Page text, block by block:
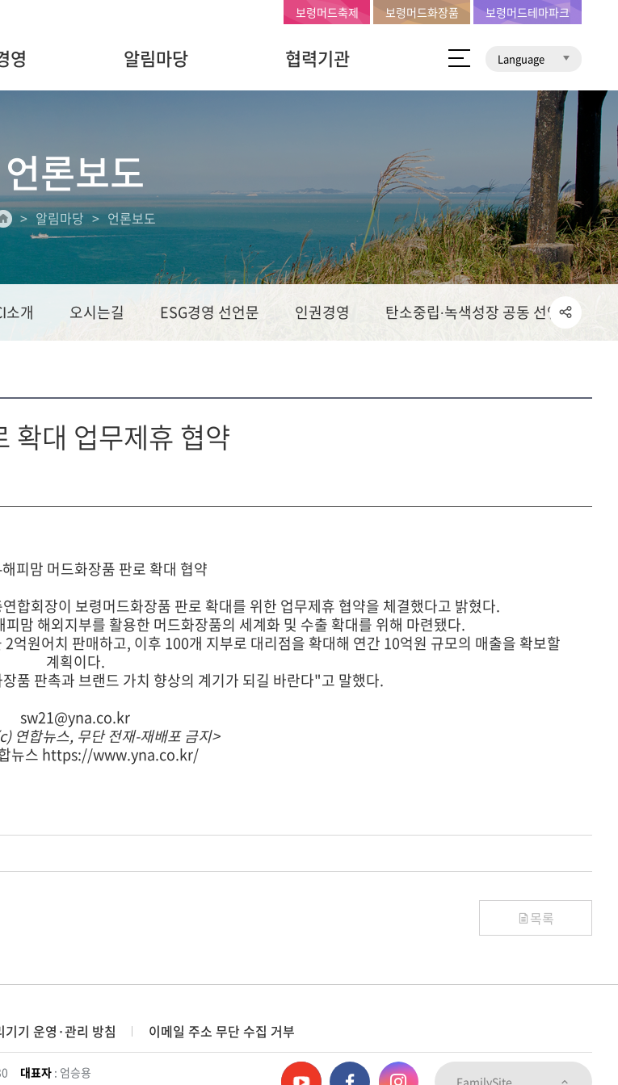
영 알림마당 협력기관 Language
보령머드축제 보령머드화장품 보령머드테마파크
언론보도
알림마당 언론보도
소개 오시는길 ESG경영 선언문 인권경영 탄소중립∙녹색성장 공동 선언문
확대 업무제휴 협약
합회장이 보령머드화장품 판로 확대를 위한 업무제휴 협약을 체결했다고 밝혔다.
맘 해외지부를 활용한 머드화장품의 세계화 및 수출 확대를 위해 마련됐다.
억원어치 판매하고, 이후 100개 지부로 대리점을 확대해 연간 10억원 규모의 매출을 확보할
계획이다.
품 판촉과 브랜드 가치 향상의 계기가 되길 바란다"고 말했다.
sw21@yna.co.kr
연합뉴스, 무단 전재-재배포 금지>
뉴스 https://www.yna.co.kr/
목록
기기 운영·관리 방침 이메일 주소 무단 수집 거부
대표자 : 엄승용
FamilySite